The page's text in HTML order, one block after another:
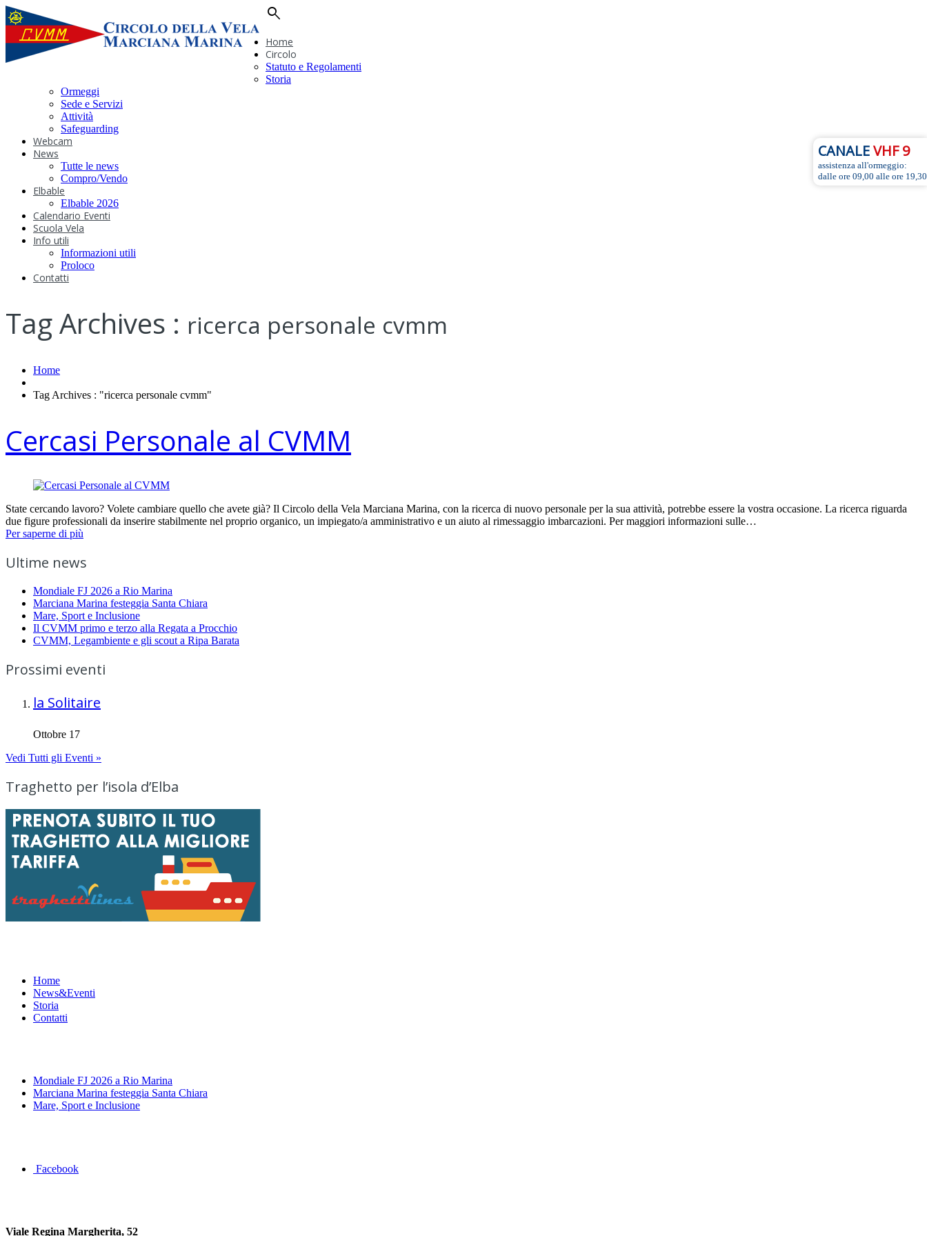
search
Home
Circolo
Statuto e Regolamenti
Storia
Ormeggi
Sede e Servizi
Attività
Safeguarding
Webcam
News
Tutte le news
Compro/Vendo
Elbable
Elbable 2026
Calendario Eventi
Scuola Vela
Info utili
Informazioni utili
Proloco
Contatti
CANALEVHF 9
assistenza all'ormeggio:
dalle ore 09,00 alle ore 19,30
Tag Archives : ricerca personale cvmm
Home
Tag Archives : "ricerca personale cvmm"
Cercasi Personale al CVMM
State cercando lavoro? Volete cambiare quello che avete già? Il Circolo della Vela Marciana Marina, con la ricerca di nuovo personale per la sua attività, potrebbe essere la vostra occasione. La ricerca riguarda
due figure professionali da inserire stabilmente nel proprio organico, un impiegato/a amministrativo e un aiuto al rimessaggio imbarcazioni. Per maggiori informazioni sulle…
Per saperne di più
Ultime news
Mondiale FJ 2026 a Rio Marina
Marciana Marina festeggia Santa Chiara
Mare, Sport e Inclusione
Il CVMM primo e terzo alla Regata a Procchio
CVMM, Legambiente e gli scout a Ripa Barata
Prossimi eventi
la Solitaire
Ottobre 17
Vedi Tutti gli Eventi »
Traghetto per l’isola d’Elba
Home
News&Eventi
Storia
Contatti
Mondiale FJ 2026 a Rio Marina
Marciana Marina festeggia Santa Chiara
Mare, Sport e Inclusione
Facebook
Viale Regina Margherita, 52